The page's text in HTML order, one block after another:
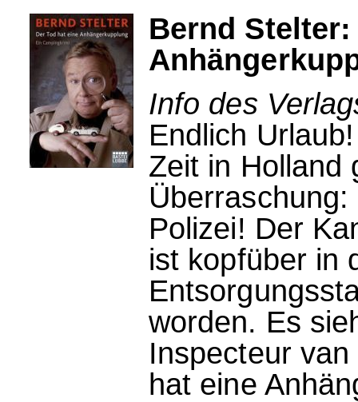
Bernd
Info des
Endlich
Zeit in Holland
Polizei! Der
ist kopfüber in
worden. Es
Inspecteur
hat eine